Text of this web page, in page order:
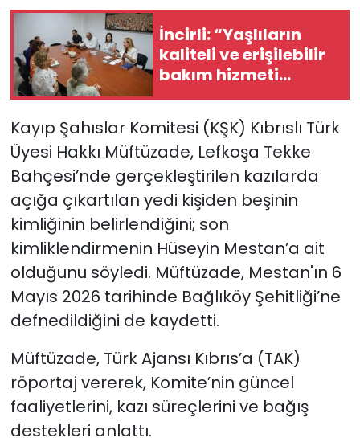
İncirli: “Yaşlıların
kaliteli ve erişilebilir
bakım hizmeti
alması en temel
önceliğimiz”
Kayıp Şahıslar Komitesi (KŞK) Kıbrıslı Türk
Üyesi Hakkı Müftüzade, Lefkoşa Tekke
Bahçesi’nde gerçekleştirilen kazılarda
açığa çıkartılan yedi kişiden beşinin
kimliğinin belirlendiğini; son
kimliklendirmenin Hüseyin Mestan’a ait
olduğunu söyledi. Müftüzade, Mestan'ın 6
Mayıs 2026 tarihinde Bağlıköy Şehitliği’ne
defnedildiğini de kaydetti.
Müftüzade, Türk Ajansı Kıbrıs’a (TAK)
röportaj vererek, Komite’nin güncel
faaliyetlerini, kazı süreçlerini ve bağış
destekleri anlattı.
Teknoloji
TÜRKiYE
Video Galeri
YAŞAM
Yazarlar